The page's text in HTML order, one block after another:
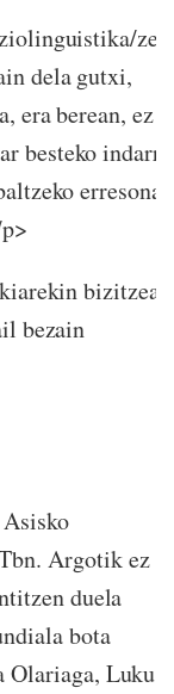
dela gutxi,
era berean, ez
besteko
bizitzea
bezain
Argotik ez
duela
bota
Olariaga, Luku